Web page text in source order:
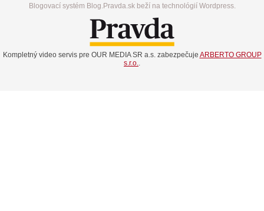
Blogovací systém Blog.Pravda.sk beží na technológií Wordpress.
Kompletný video servis pre OUR MEDIA SR a.s. zabezpečuje ARBERTO GROUP
s.r.o..